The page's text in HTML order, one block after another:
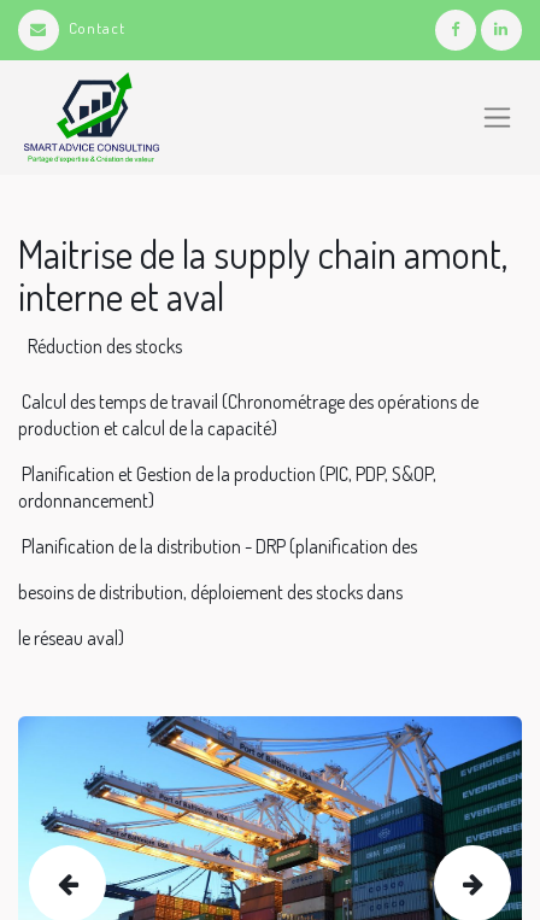
Contact
Maitrise de la supply chain amont,
interne et aval
Réduction des stocks
Calcul des temps de travail (Chronométrage des opérations de
production et calcul de la capacité)
Planification et Gestion de la production (PIC, PDP, S&OP,
ordonnancement)
Planification de la distribution - DRP (planification des
besoins de distribution, déploiement des stocks dans
le réseau aval)
Previous Next